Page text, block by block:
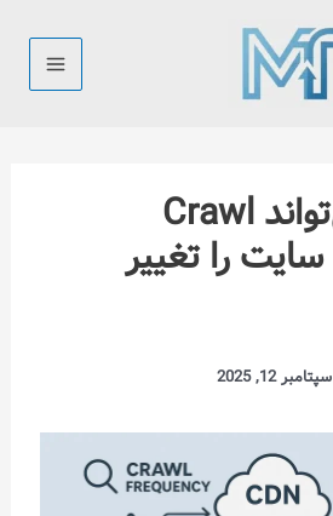
آیا CDN می‌تواند Crawl
Frequency سایت را تغییر
سپتامبر 12, 2025